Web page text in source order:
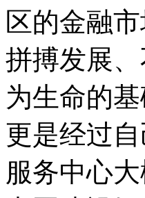
区的金融
拼搏发展
为生命的
更是经过
服务中心